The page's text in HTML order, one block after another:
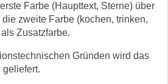
Farbe (Haupttext, Sterne) über
zweite Farbe (kochen, trinken,
Zusatzfarbe.
Gründen wird das
geliefert.